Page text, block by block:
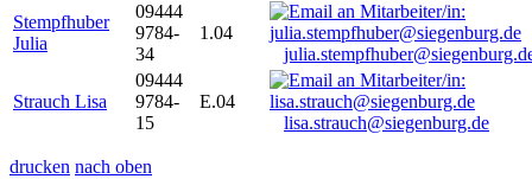
Stempfhuber
Julia
09444
9784-
34
1.04
Strauch Lisa
09444
9784-
15
E.04
lisa.strauch@siegenburg.de
drucken nach oben